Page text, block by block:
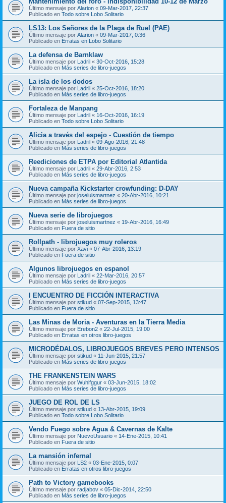
Último mensaje por Alarion « 09-Mar-2017, 22:37
Publicado en Todo sobre Lobo Solitario
LS13: Los Señores de la Plaga de Ruel (PAE)
Último mensaje por Alarion « 09-Mar-2017, 0:36
Publicado en Erratas en Lobo Solitario
La defensa de Barnklaw
Último mensaje por Ladril « 30-Oct-2016, 15:28
Publicado en Más series de libro-juegos
La isla de los dodos
Último mensaje por Ladril « 25-Oct-2016, 18:20
Publicado en Más series de libro-juegos
Fortaleza de Manpang
Último mensaje por Ladril « 16-Oct-2016, 16:19
Publicado en Todo sobre Lobo Solitario
Alicia a través del espejo - Cuestión de tiempo
Último mensaje por Ladril « 09-Ago-2016, 21:48
Publicado en Más series de libro-juegos
Reediciones de ETPA por Editorial Atlantida
Último mensaje por Ladril « 29-Abr-2016, 2:53
Publicado en Más series de libro-juegos
Nueva campaña Kickstarter crowfunding: D-DAY
Último mensaje por joseluismartnez « 20-Abr-2016, 10:21
Publicado en Más series de libro-juegos
Nueva serie de librojuegos
Último mensaje por joseluismartnez « 19-Abr-2016, 16:49
Publicado en Fuera de sitio
Rollpath - librojuegos muy roleros
Último mensaje por Xavi « 07-Abr-2016, 13:19
Publicado en Fuera de sitio
Algunos librojuegos en espanol
Último mensaje por Ladril « 22-Mar-2016, 20:57
Publicado en Más series de libro-juegos
I ENCUENTRO DE FICCIÓN INTERACTIVA
Último mensaje por stikud « 07-Sep-2015, 13:47
Publicado en Fuera de sitio
Las Minas de Moria - Aventuras en la Tierra Media
Último mensaje por Erebon2 « 22-Jul-2015, 19:00
Publicado en Erratas en otros libro-juegos
MICRODÉDALOS, LIBROJUEGOS BREVES PERO INTENSOS
Último mensaje por stikud « 11-Jun-2015, 21:57
Publicado en Más series de libro-juegos
THE FRANKENSTEIN WARS
Último mensaje por Wuhlfggur « 03-Jun-2015, 18:02
Publicado en Más series de libro-juegos
JUEGO DE ROL DE LS
Último mensaje por stikud « 13-Abr-2015, 19:09
Publicado en Todo sobre Lobo Solitario
Vendo Fuego sobre Agua & Cavernas de Kalte
Último mensaje por NuevoUsuario « 14-Ene-2015, 10:41
Publicado en Fuera de sitio
La mansión infernal
Último mensaje por LS2 « 03-Ene-2015, 0:07
Publicado en Erratas en otros libro-juegos
Path to Victory gamebooks
Último mensaje por radjabov « 05-Dic-2014, 22:50
Publicado en Más series de libro-juegos